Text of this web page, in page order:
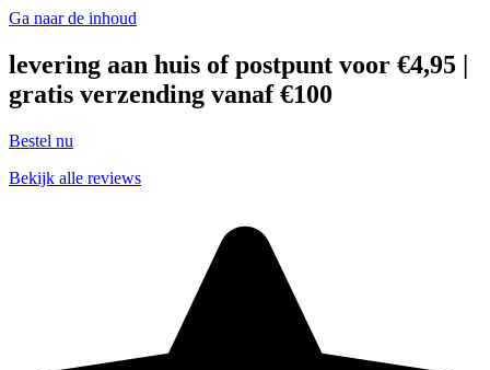
Ga naar de inhoud
levering aan huis of postpunt voor €4,95 |
gratis verzending vanaf €100
Bestel nu
Bekijk alle reviews